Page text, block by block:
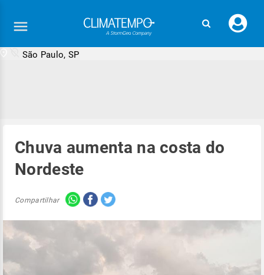
seu
São Paulo, SP
Chuva aumenta na costa do
Nordeste
Compartilhar